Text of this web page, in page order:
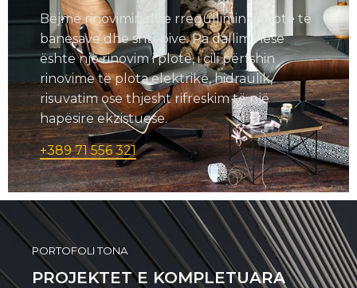
Bëjmë rinovimin dhe rregullimin e plotë të
banesave dhe shtëpive. Pa dallim nëse
është një rinovim i plotë, i cili përfshin
rinovime të plota elektrike, hidraulik,
risuvatim ose thjesht rifreskim të një
hapësire ekzistuese.
+389 71 556 321
PORTOFOLI TONA
PROJEKTET E KOMPLETUARA